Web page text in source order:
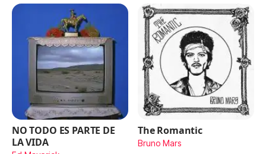
NO TODO ES PARTE DE
LA VIDA
The Romantic
Bruno Mars